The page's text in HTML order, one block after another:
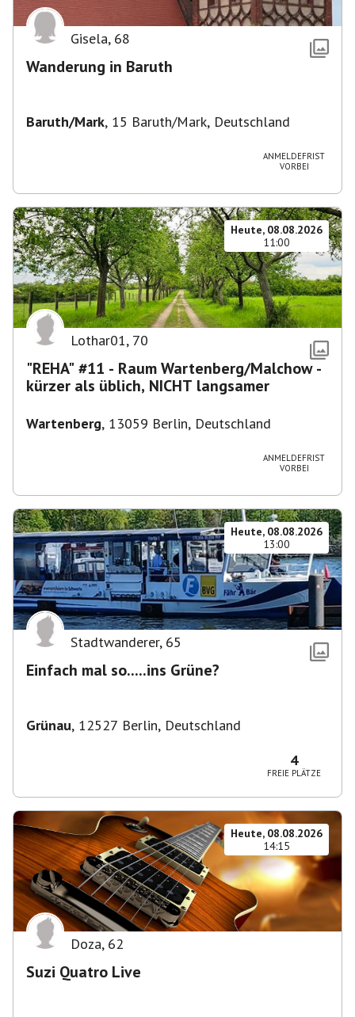
Gisela, 68
Wanderung in Baruth
Baruth/Mark, 15 Baruth/Mark, Deutschland
ANMELDEFRIST
VORBEI
Heute, 08.08.2026
11:00
Lothar01, 70
"REHA" #11 - Raum Wartenberg/Malchow -
kürzer als üblich, NICHT langsamer
Wartenberg, 13059 Berlin, Deutschland
ANMELDEFRIST
VORBEI
Heute, 08.08.2026
13:00
Stadtwanderer, 65
Einfach mal so.....ins Grüne?
Grünau, 12527 Berlin, Deutschland
4
FREIE PLÄTZE
Heute, 08.08.2026
14:15
Doza, 62
Suzi Quatro Live